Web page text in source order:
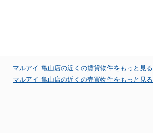
マルアイ 亀山店の近くの賃貸物件をもっと見る
マルアイ 亀山店の近くの売買物件をもっと見る